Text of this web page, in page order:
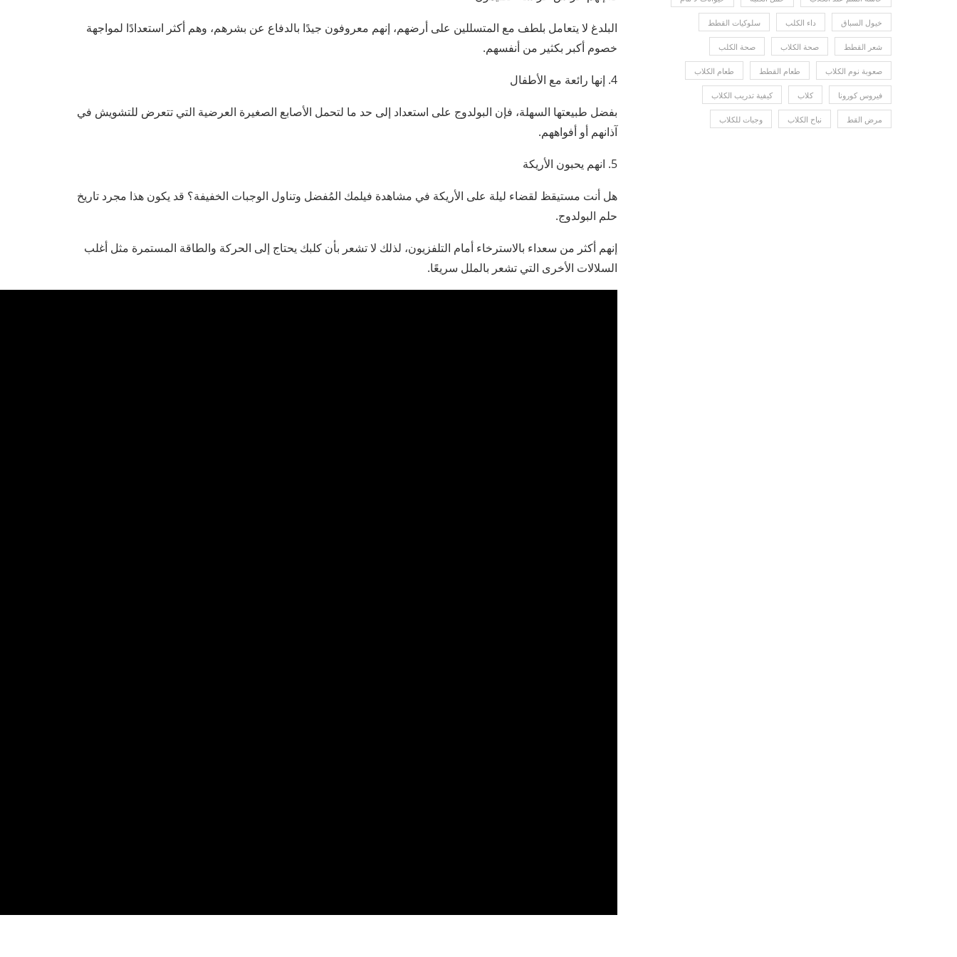
البلدغ لا يتعامل بلطف مع المتسللين على أرضهم، إنهم معروفون جيدًا بالدفاع عن بشرهم، وهم أكثر استعدادًا لمواجهة
خصوم أكبر بكثير من أنفسهم.
4. إنها رائعة مع الأطفال
بفضل طبيعتها السهلة، فإن البولدوج على استعداد إلى حد ما لتحمل الأصابع الصغيرة العرضية التي تتعرض للتشويش في
آذانهم أو أفواههم.
5. انهم يحبون الأريكة
هل أنت مستيقظ لقضاء ليلة على الأريكة في مشاهدة فيلمك المُفضل وتناول الوجبات الخفيفة؟ قد يكون هذا مجرد تاريخ
حلم البولدوج.
إنهم أكثر من سعداء بالاسترخاء أمام التلفزيون، لذلك لا تشعر بأن كلبك يحتاج إلى الحركة والطاقة المستمرة مثل أغلب
السلالات الأخرى التي تشعر بالملل سريعًا.
خيول السباق داء الكلب سلوكيات القطط
شعر القطط صحة الكلاب صحة الكلب
صعوبة نوم الكلاب طعام القطط طعام الكلاب
فيروس كورونا كلاب كيفية تدريب الكلاب
مرض القط نباح الكلاب وجبات للكلاب